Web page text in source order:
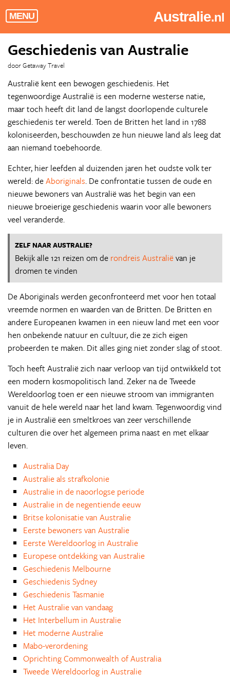
MENU Australie.nl
Geschiedenis van Australie
door Getaway Travel
Australië kent een bewogen geschiedenis. Het
tegenwoordige Australië is een moderne westerse natie,
maar toch heeft dit land de langst doorlopende culturele
geschiedenis ter wereld. Toen de Britten het land in 1788
koloniseerden, beschouwden ze hun nieuwe land als leeg dat
aan niemand toebehoorde.
Echter, hier leefden al duizenden jaren het oudste volk ter
wereld: deAboriginals. De confrontatie tussen de oude en
nieuwe bewoners van Australië was het begin van een
nieuwe broeierige geschiedenis waarin voor alle bewoners
veel veranderde.
ZELF NAAR AUSTRALIE?
Bekijk alle 121 reizen om de rondreis Australiëvan je
dromen te vinden
De Aboriginals werden geconfronteerd met voor hen totaal
vreemde normen en waarden van de Britten. De Britten en
andere Europeanen kwamen in een nieuw land met een voor
hen onbekende natuur en cultuur, die ze zich eigen
probeerden te maken. Dit alles ging niet zonder slag of stoot.
Toch heeft Australië zich naar verloop van tijd ontwikkeld tot
een modern kosmopolitisch land. Zeker na de Tweede
Wereldoorlog toen er een nieuwe stroom van immigranten
vanuit de hele wereld naar het land kwam. Tegenwoordig vind
je in Australië een smeltkroes van zeer verschillende
culturen die over het algemeen prima naast en met elkaar
leven.
Australia Day
Australie als strafkolonie
Australie in de naoorlogse periode
Australie in de negentiende eeuw
Britse kolonisatie van Australie
Eerste bewoners van Australie
Eerste Wereldoorlog in Australie
Europese ontdekking van Australie
Geschiedenis Melbourne
Geschiedenis Sydney
Geschiedenis Tasmanie
Het Australie van vandaag
Het Interbellum in Australie
Het moderne Australie
Mabo-verordening
Oprichting Commonwealth of Australia
Tweede Wereldoorlog in Australie